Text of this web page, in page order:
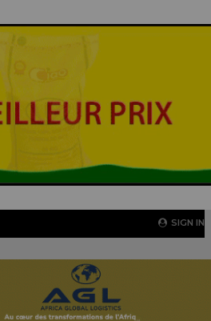
SIGN IN